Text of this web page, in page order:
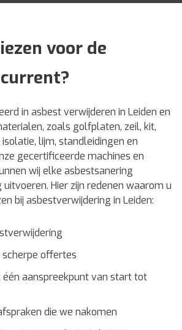
voor de
in asbest verwijderen in Leiden en
zoals golfplaten, zeil, kit,
isolatie, lijm, standleidingen en
gecertificeerde machines en
wij elke asbestsanering
Hier zijn redenen waarom u
bij asbestverwijdering in Leiden:
offertes
één aanspreekpunt van start tot
die we nakomen